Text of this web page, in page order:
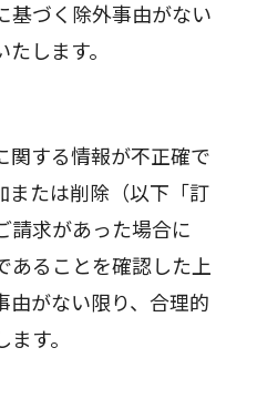
基づく除外事由がない
します。
関する情報が不正確で
または削除（以下「訂
請求があった場合に
あることを確認した上
由がない限り、合理的
す。